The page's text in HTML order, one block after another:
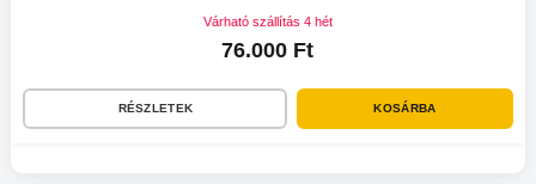
Várható szállítás 4 hét
76.000 Ft
RÉSZLETEK KOSÁRBA